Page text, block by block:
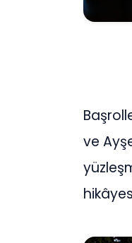
ve